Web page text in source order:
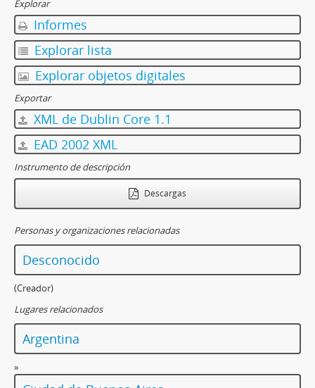
Explorar
Informes
Explorar lista
Explorar objetos digitales
Exportar
XML de Dublin Core 1.1
EAD 2002 XML
Instrumento de descripción
Descargas
Personas y organizaciones relacionadas
Desconocido
(Creador)
Lugares relacionados
Argentina
»